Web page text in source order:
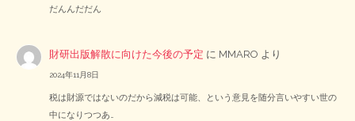
だんんだだん
財研出版解散に向けた今後の予定 に MMARO より
2024年11月8日
税は財源ではないのだから減税は可能、という意見を随分言いやすい世の
中になりつつあ…